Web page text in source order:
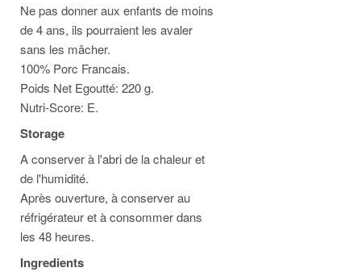
Ne pas donner aux enfants de moins
de 4 ans, ils pourraient les avaler
sans les mâcher.
100% Porc Francais.
Poids Net Egoutté: 220 g.
Nutri-Score: E.
Storage
A conserver à l'abri de la chaleur et
de l'humidité.
Après ouverture, à conserver au
réfrigérateur et à consommer dans
les 48 heures.
Ingredients